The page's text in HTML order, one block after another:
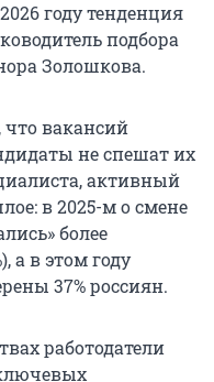
году тенденция
подбора
Золошкова.
что вакансий
не спешат их
активный
в 2025-м о смене
более
а в этом году
37% россиян.
работодатели